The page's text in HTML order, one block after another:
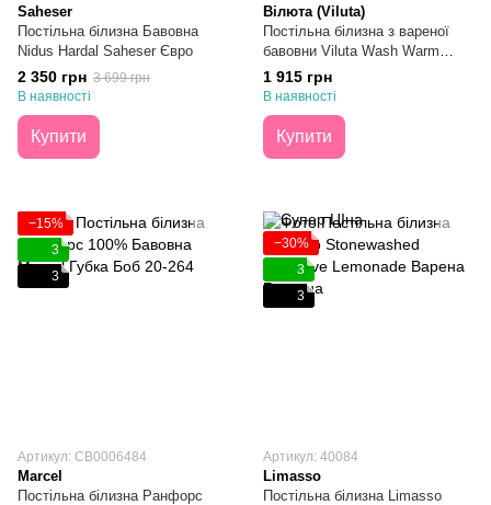
Saheser
Постільна білизна Бавовна
Nidus Hardal Saheser Євро
2 350 грн 3 699 грн
В наявності
Купити
Вілюта (Viluta)
Постільна білизна з вареної
бавовни Viluta Wash Warm
Cotton №02 Двоспальна
1 915 грн
В наявності
Купити
−15%
3
3
Артикул: CB0006484
Marcel
Постільна білизна Ранфорс
−30%
3
3
Артикул: 40084
Limasso
Постільна білизна Limasso